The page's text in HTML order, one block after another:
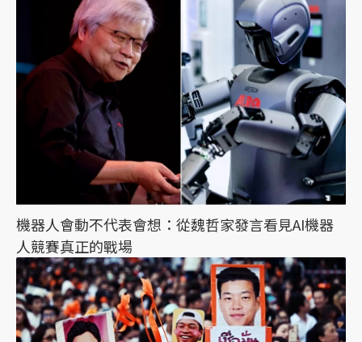
機器人會動不代表會想：從魏哲家發言看見AI機器
人競賽真正的戰場